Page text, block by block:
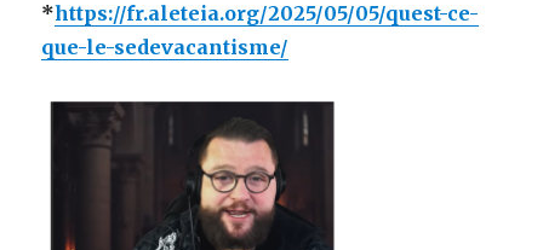
*https://fr.aleteia.org/2025/05/05/quest-ce-
que-le-sedevacantisme/